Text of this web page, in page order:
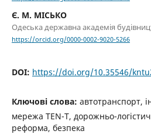
Є. М. МІСЬКО
Одеська державна академія
https://orcid.org/0000-0002-9020-5266
DOI: https://doi.org/10.35546/
Ключові слова: автотранспорт,
мережа TEN-T, дорожньо-
реформа, безпека